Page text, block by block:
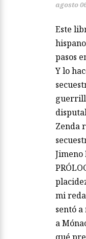
agosto
Este
pasos
Y lo
Zenda
mi
sentó
a
qué